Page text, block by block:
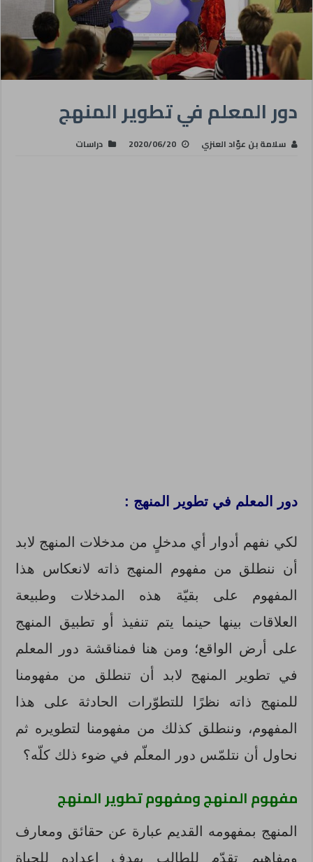
دور المعلم في تطوير المنهج
سلامة بن عوّاد العنزي 2020/06/20 دراسات
دور المعلم في تطوير المنهج :
لكي نفهم أدوار أي مدخلٍ من مدخلات المنهج لابد
أن ننطلق من مفهوم المنهج ذاته لانعكاس هذا
المفهوم على بقيّة هذه المدخلات وطبيعة
العلاقات بينها حينما يتم تنفيذ أو تطبيق المنهج
على أرض الواقع؛ ومن هنا فمناقشة دور المعلم
في تطوير المنهج لابد أن تنطلق من مفهومنا
للمنهج ذاته نظرًا للتطوّرات الحادثة على هذا
المفهوم، وننطلق كذلك من مفهومنا لتطويره ثم
نحاول أن نتلمّس دور المعلّم في ضوء ذلك كلّه؟
مفهوم المنهج ومفهوم تطوير المنهج
المنهج بمفهومه القديم عبارة عن حقائق ومعارف
ومفاهيم تقدّم للطالب بهدف إعداده للحياة